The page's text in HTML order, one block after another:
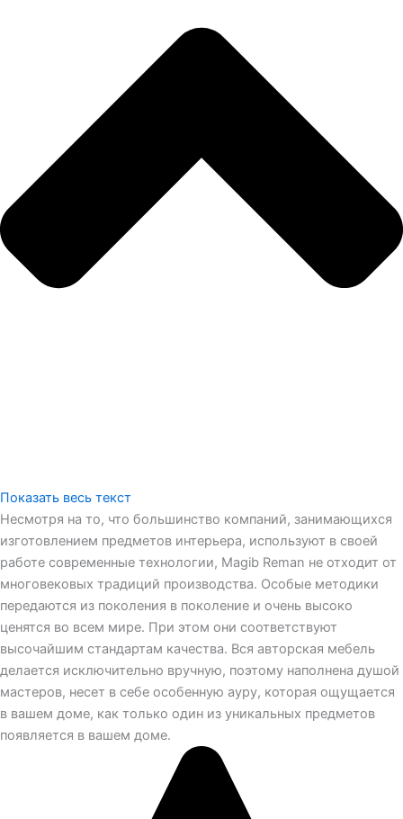
Показать весь текст
Несмотря на то, что большинство компаний, занимающихся
изготовлением предметов интерьера, используют в своей
работе современные технологии, Magib Reman не отходит от
многовековых традиций производства. Особые методики
передаются из поколения в поколение и очень высоко
ценятся во всем мире. При этом они соответствуют
высочайшим стандартам качества. Вся авторская мебель
делается исключительно вручную, поэтому наполнена душой
мастеров, несет в себе особенную ауру, которая ощущается
в вашем доме, как только один из уникальных предметов
появляется в вашем доме.